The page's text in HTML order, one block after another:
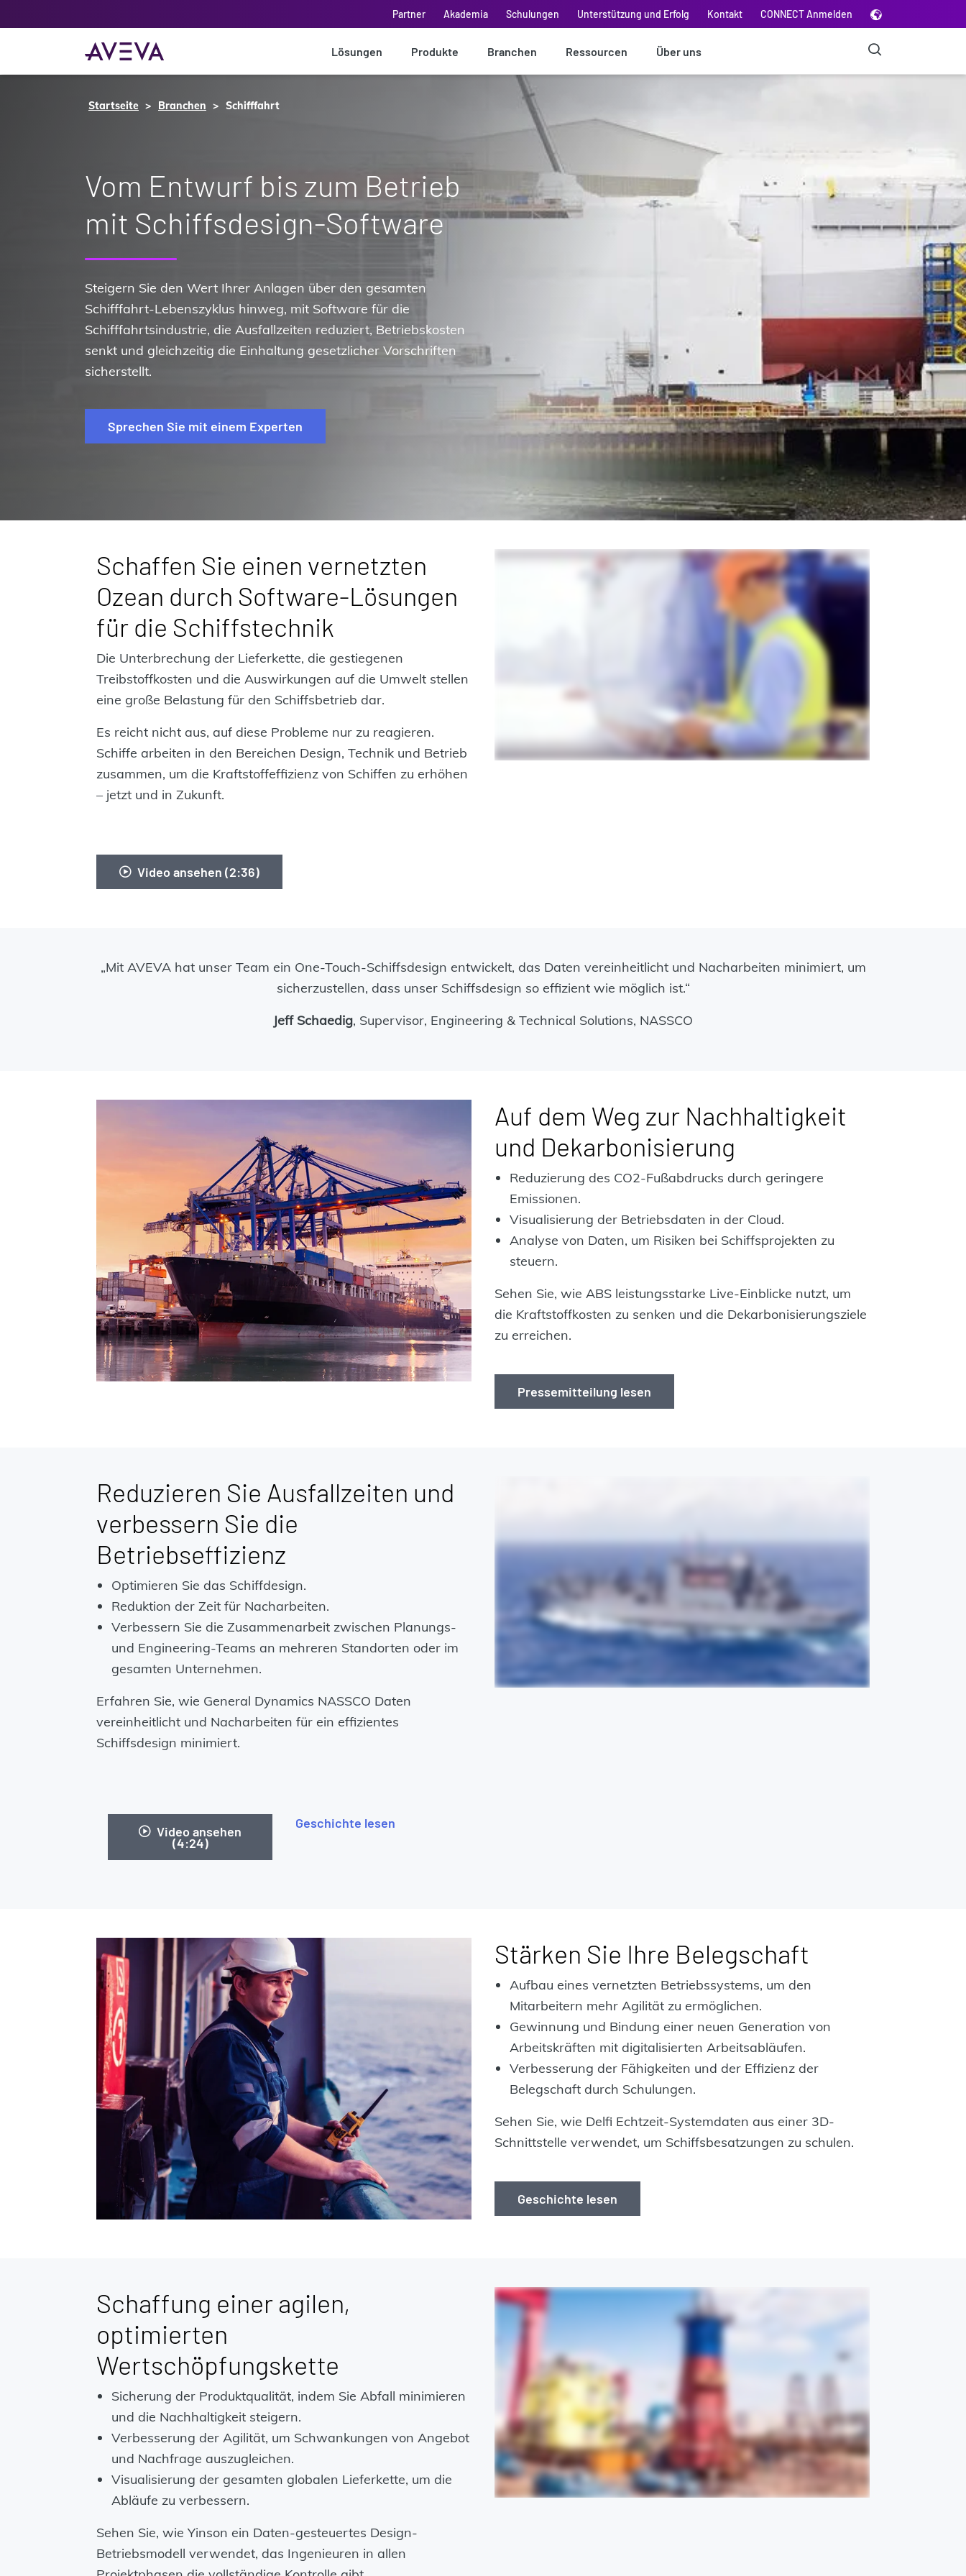
Partner Akademia Schulungen Unterstützung und Erfolg Kontakt CONNECT Anmelden
Lösungen Produkte Branchen Ressourcen Über uns
Startseite Branchen Schifffahrt
Vom Entwurf bis zum Betrieb
mit Schiffsdesign-Software
Steigern Sie den Wert Ihrer Anlagen über den gesamten
Schifffahrt-Lebenszyklus hinweg, mit Software für die
Schifffahrtsindustrie, die Ausfallzeiten reduziert, Betriebskosten
senkt und gleichzeitig die Einhaltung gesetzlicher Vorschriften
sicherstellt.
Sprechen Sie mit einem Experten
Schaffen Sie einen vernetzten
Ozean durch Software-Lösungen
für die Schiffstechnik
Die Unterbrechung der Lieferkette, die gestiegenen
Treibstoffkosten und die Auswirkungen auf die Umwelt stellen
eine große Belastung für den Schiffsbetrieb dar.
Es reicht nicht aus, auf diese Probleme nur zu reagieren.
Schiffe arbeiten in den Bereichen Design, Technik und Betrieb
zusammen, um die Kraftstoffeffizienz von Schiffen zu erhöhen
– jetzt und in Zukunft.
Video ansehen (2:36)
„Mit AVEVA hat unser Team ein One-Touch-Schiffsdesign entwickelt, das Daten vereinheitlicht und Nacharbeiten minimiert, um
sicherzustellen, dass unser Schiffsdesign so effizient wie möglich ist.“
Jeff Schaedig, Supervisor, Engineering & Technical Solutions, NASSCO
Auf dem Weg zur Nachhaltigkeit
und Dekarbonisierung
Reduzierung des CO2-Fußabdrucks durch geringere
Emissionen.
Visualisierung der Betriebsdaten in der Cloud.
Analyse von Daten, um Risiken bei Schiffsprojekten zu
steuern.
Sehen Sie, wie ABS leistungsstarke Live-Einblicke nutzt, um
die Kraftstoffkosten zu senken und die Dekarbonisierungsziele
zu erreichen.
Pressemitteilung lesen
Reduzieren Sie Ausfallzeiten und
verbessern Sie die
Betriebseffizienz
Optimieren Sie das Schiffdesign.
Reduktion der Zeit für Nacharbeiten.
Verbessern Sie die Zusammenarbeit zwischen Planungs-
und Engineering-Teams an mehreren Standorten oder im
gesamten Unternehmen.
Erfahren Sie, wie General Dynamics NASSCO Daten
vereinheitlicht und Nacharbeiten für ein effizientes
Schiffsdesign minimiert.
Video ansehen
(4:24)
Geschichte lesen
Stärken Sie Ihre Belegschaft
Aufbau eines vernetzten Betriebssystems, um den
Mitarbeitern mehr Agilität zu ermöglichen.
Gewinnung und Bindung einer neuen Generation von
Arbeitskräften mit digitalisierten Arbeitsabläufen.
Verbesserung der Fähigkeiten und der Effizienz der
Belegschaft durch Schulungen.
Sehen Sie, wie Delfi Echtzeit-Systemdaten aus einer 3D-
Schnittstelle verwendet, um Schiffsbesatzungen zu schulen.
Geschichte lesen
Schaffung einer agilen,
optimierten
Wertschöpfungskette
Sicherung der Produktqualität, indem Sie Abfall minimieren
und die Nachhaltigkeit steigern.
Verbesserung der Agilität, um Schwankungen von Angebot
und Nachfrage auszugleichen.
Visualisierung der gesamten globalen Lieferkette, um die
Abläufe zu verbessern.
Sehen Sie, wie Yinson ein Daten-gesteuertes Design-
Betriebsmodell verwendet, das Ingenieuren in allen